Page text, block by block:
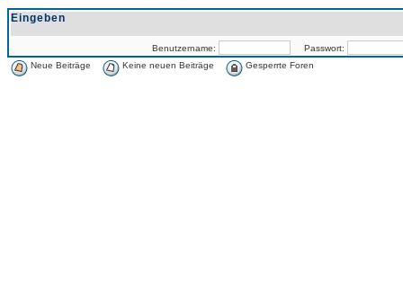
Eingeben
Benutzername:
Passwort:
Neue Beiträge
Keine neuen Beiträge Gesperrte Foren